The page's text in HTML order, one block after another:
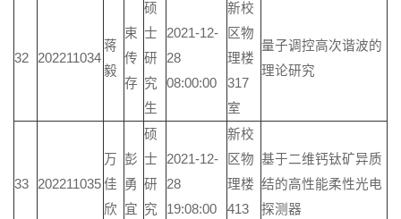
32 202211034
蒋
毅
束
传
存
硕
士
研
究
生
2021-12-
28
08:00:00
新校
区物
理楼
317
室
量子调控高次谐波的
理论研究
33 202211035
万
佳
欣
彭
勇
宜
硕
士
研
究
2021-12-
28
19:08:00
新校
区物
理楼
413
基于二维钙钛矿异质
结的高性能柔性光电
探测器